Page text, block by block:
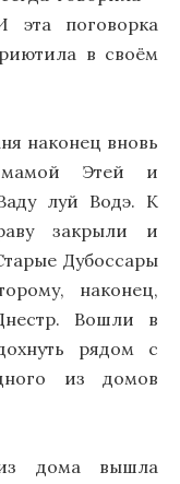
эта поговорка
в своём
наконец вновь
мамой Этей и
луй Водэ. К
закрыли и
Дубоссары
наконец,
Вошли в
рядом с
из домов
дома вышла